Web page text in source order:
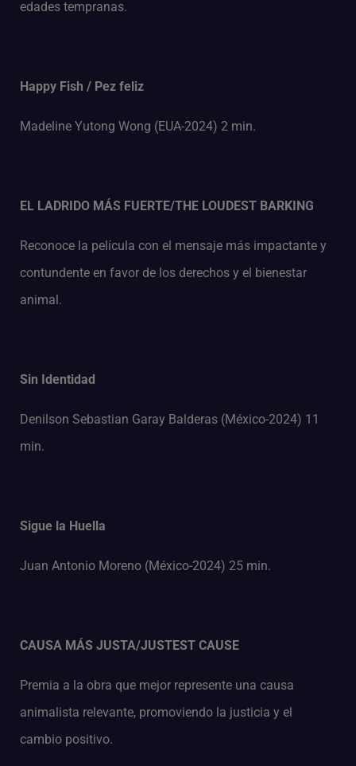
edades tempranas.
Happy Fish / Pez feliz
Madeline Yutong Wong (EUA-2024) 2 min.
EL LADRIDO MÁS FUERTE/THE LOUDEST BARKING
Reconoce la película con el mensaje más impactante y
contundente en favor de los derechos y el bienestar
animal.
Sin Identidad
Denilson Sebastian Garay Balderas (México-2024) 11
min.
Sigue la Huella
Juan Antonio Moreno (México-2024) 25 min.
CAUSA MÁS JUSTA/JUSTEST CAUSE
Premia a la obra que mejor represente una causa
animalista relevante, promoviendo la justicia y el
cambio positivo.